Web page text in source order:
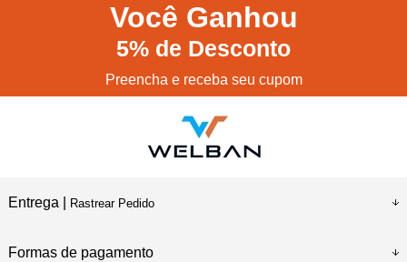
Você Ganhou
5% de Desconto
Preencha e receba seu cupom
Entrega | Rastrear Pedido
Formas de pagamento